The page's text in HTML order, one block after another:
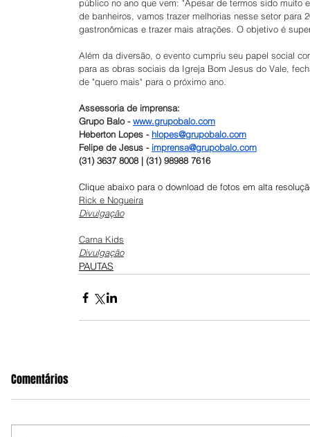
público no ano que vem: "Apesar de termos sido
de banheiros, vamos trazer melhorias nesse setor
gastronômicas e trazer mais atrações. O objetivo é
Além da diversão, o evento cumpriu seu papel social
para as obras sociais da Igreja Bom Jesus do Vale,
de "quero mais" para o próximo ano.
Assessoria de imprensa:
Grupo Balo - www.grupobalo.com
Heberton Lopes - hlopes@grupobalo.com
Felipe de Jesus - imprensa@grupobalo.com
(31) 3637 8008 | (31) 98988 7616
Clique abaixo para o download de fotos em alta
Rick e Nogueira
Divulgação
Carna Kids
Divulgação
PAUTAS
Comentários